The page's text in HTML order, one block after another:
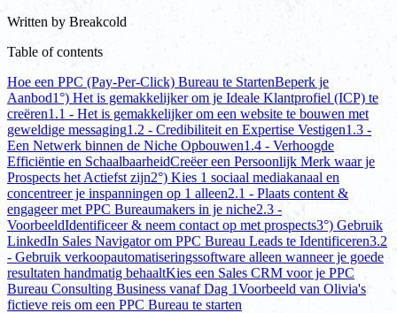
Written by Breakcold
Table of contents
Hoe een PPC (Pay-Per-Click) Bureau te StartenBeperk je
Aanbod1°) Het is gemakkelijker om je Ideale Klantprofiel (ICP) te
creëren1.1 - Het is gemakkelijker om een website te bouwen met
geweldige messaging1.2 - Credibiliteit en Expertise Vestigen1.3 -
Een Netwerk binnen de Niche Opbouwen1.4 - Verhoogde
Efficiëntie en SchaalbaarheidCreëer een Persoonlijk Merk waar je
Prospects het Actiefst zijn2°) Kies 1 sociaal mediakanaal en
concentreer je inspanningen op 1 alleen2.1 - Plaats content &
engageer met PPC Bureaumakers in je niche2.3 -
VoorbeeldIdentificeer & neem contact op met prospects3°) Gebruik
LinkedIn Sales Navigator om PPC Bureau Leads te Identificeren3.2
- Gebruik verkoopautomatiseringssoftware alleen wanneer je goede
resultaten handmatig behaaltKies een Sales CRM voor je PPC
Bureau Consulting Business vanaf Dag 1Voorbeeld van Olivia's
fictieve reis om een PPC Bureau te starten